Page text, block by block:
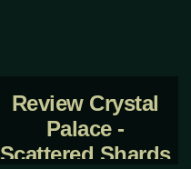
Review Crystal
Palace -
Scattered Shards